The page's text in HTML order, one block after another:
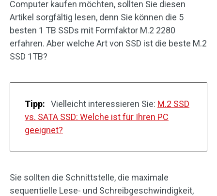
Computer kaufen möchten, sollten Sie diesen
Artikel sorgfältig lesen, denn Sie können die 5
besten 1 TB SSDs mit Formfaktor M.2 2280
erfahren. Aber welche Art von SSD ist die beste M.2
SSD 1TB?
Tipp: Vielleicht interessieren Sie: M.2 SSD
vs. SATA SSD: Welche ist für Ihren PC
geeignet?
Sie sollten die Schnittstelle, die maximale
sequentielle Lese- und Schreibgeschwindigkeit,